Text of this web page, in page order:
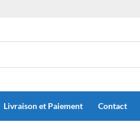
Livraison et Paiement Contact